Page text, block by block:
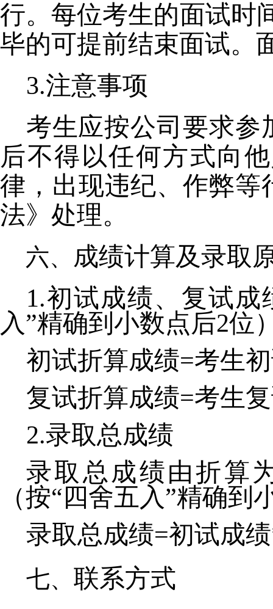
行。每位考生的面试时
毕的可提前结束面试。
3.注意事项
考生应按公司要求参
后不得以任何方式向
律，出现违纪、作弊等
法》处理。
成绩计算及录取
1.初试成绩、复试
入”精确到小数点后2位
初试折算成绩=考生
复试折算成绩=考生
2.录取总成绩
录取总成绩由折算
（按“四舍五入”精确
录取总成绩=初试成
联系方式